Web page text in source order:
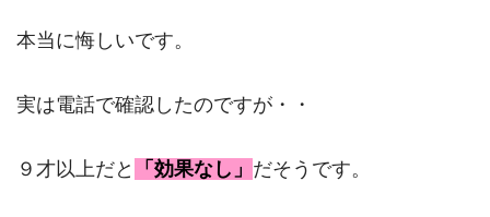
本当に悔しいです。
実は電話で確認したのですが・・
９才以上だと 「効果なし」 だそうです。